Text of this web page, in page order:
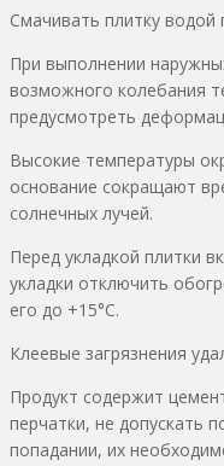
Смачивать плитку водой
При выполнении
возможного колебания
предусмотреть
Высокие температуры
основание сокращают
солнечных лучей.
Перед укладкой плитки
укладки отключить
его до +15°С.
Клеевые загрязнения
Продукт содержит
перчатки, не допускать
попадании, их